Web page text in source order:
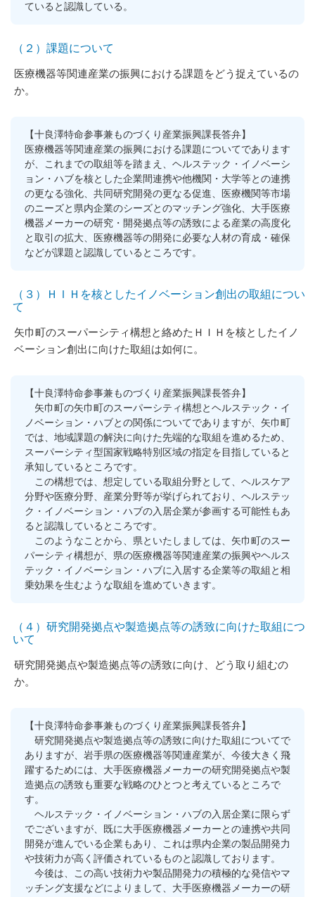
ていると認識している。
（２）課題について
医療機器等関連産業の振興における課題をどう捉えているの
か。
【十良澤特命参事兼ものづくり産業振興課長答弁】
医療機器等関連産業の振興における課題についてであります
が、これまでの取組等を踏まえ、ヘルステック・イノベーシ
ョン・ハブを核とした企業間連携や他機関・大学等との連携
の更なる強化、共同研究開発の更なる促進、医療機関等市場
のニーズと県内企業のシーズとのマッチング強化、大手医療
機器メーカーの研究・開発拠点等の誘致による産業の高度化
と取引の拡大、医療機器等の開発に必要な人材の育成・確保
などが課題と認識しているところです。
（３）ＨＩＨを核としたイノベーション創出の取組につい
て
矢巾町のスーパーシティ構想と絡めたＨＩＨを核としたイノ
ベーション創出に向けた取組は如何に。
【十良澤特命参事兼ものづくり産業振興課長答弁】
矢巾町の矢巾町のスーパーシティ構想とヘルステック・イ
ノベーション・ハブとの関係についてでありますが、矢巾町
では、地域課題の解決に向けた先端的な取組を進めるため、
スーパーシティ型国家戦略特別区域の指定を目指していると
承知しているところです。
この構想では、想定している取組分野として、ヘルスケア
分野や医療分野、産業分野等が挙げられており、ヘルステッ
ク・イノベーション・ハブの入居企業が参画する可能性もあ
ると認識しているところです。
このようなことから、県といたしましては、矢巾町のスー
パーシティ構想が、県の医療機器等関連産業の振興やヘルス
テック・イノベーション・ハブに入居する企業等の取組と相
乗効果を生むような取組を進めていきます。
（４）研究開発拠点や製造拠点等の誘致に向けた取組につ
いて
研究開発拠点や製造拠点等の誘致に向け、どう取り組むの
か。
【十良澤特命参事兼ものづくり産業振興課長答弁】
研究開発拠点や製造拠点等の誘致に向けた取組についてで
ありますが、岩手県の医療機器等関連産業が、今後大きく飛
躍するためには、大手医療機器メーカーの研究開発拠点や製
造拠点の誘致も重要な戦略のひとつと考えているところで
す。
ヘルステック・イノベーション・ハブの入居企業に限らず
でございますが、既に大手医療機器メーカーとの連携や共同
開発が進んでいる企業もあり、これは県内企業の製品開発力
や技術力が高く評価されているものと認識しております。
今後は、この高い技術力や製品開発力の積極的な発信やマ
ッチング支援などによりまして、大手医療機器メーカーの研